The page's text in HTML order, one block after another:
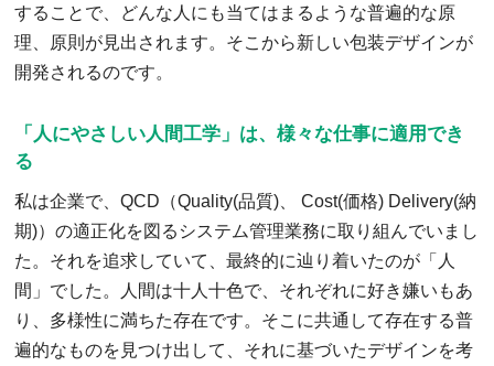
することで、どんな人にも当てはまるような普遍的な原
理、原則が見出されます。そこから新しい包装デザインが
開発されるのです。
「人にやさしい人間工学」は、様々な仕事に適用でき
る
私は企業で、QCD（Quality(品質)、 Cost(価格) Delivery(納
期)）の適正化を図るシステム管理業務に取り組んでいまし
た。それを追求していて、最終的に辿り着いたのが「人
間」でした。人間は十人十色で、それぞれに好き嫌いもあ
り、多様性に満ちた存在です。そこに共通して存在する普
遍的なものを見つけ出して、それに基づいたデザインを考